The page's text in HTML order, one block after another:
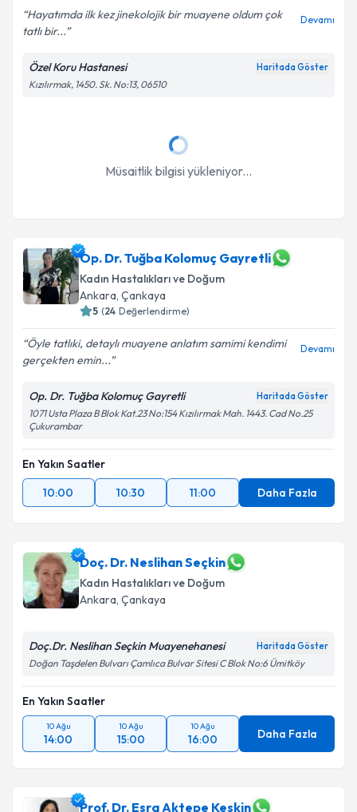
Kişisel verilerimin işlenmesine ilişkinAydınlatma
Hayatımda ilk kez jinekolojik bir muayene oldum çok
tatlı bir...
Devamı
Özel Koru Hastanesi Haritada Göster
Kızılırmak, 1450. Sk. No:13, 06510
Müsaitlik bilgisi yükleniyor...
Op. Dr. Tuğba Kolomuç Gayretli
Kadın Hastalıkları ve Doğum
Ankara, Çankaya
5 (24 Değerlendirme)
Öyle tatlıki, detaylı muayene anlatım samimi kendimi
gerçekten emin...
Devamı
Op. Dr. Tuğba Kolomuç Gayretli Haritada Göster
1071 Usta Plaza B Blok Kat.23 No:154 Kızılırmak Mah. 1443. Cad No.25
Çukurambar
En Yakın Saatler
10:00
10:30 11:00 Daha Fazla
Doç. Dr. Neslihan Seçkin
Kadın Hastalıkları ve Doğum
Ankara, Çankaya
Doç.Dr. Neslihan Seçkin Muayenehanesi Haritada Göster
Doğan Taşdelen Bulvarı Çamlıca Bulvar Sitesi C Blok No:6 Ümitköy
En Yakın Saatler
10 Ağu
14:00
10 Ağu
15:00
10 Ağu
16:00 Daha Fazla
Prof. Dr. Esra Aktepe Keskin